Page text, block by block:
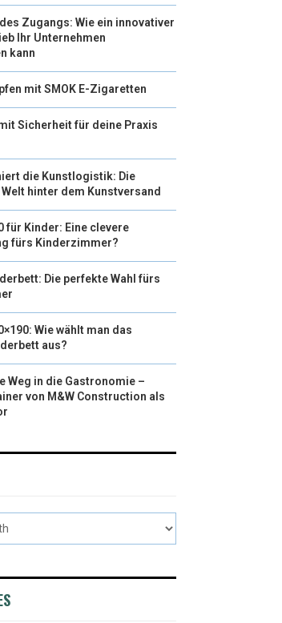
Zugangs: Wie ein innovativer
Ihr Unternehmen
kann
mit SMOK E-Zigaretten
Sicherheit für deine Praxis
die Kunstlogistik: Die
hinter dem Kunstversand
für Kinder: Eine clevere
fürs Kinderzimmer?
Die perfekte Wahl fürs
Wie wählt man das
aus?
Weg in die Gastronomie –
von M&W Construction als